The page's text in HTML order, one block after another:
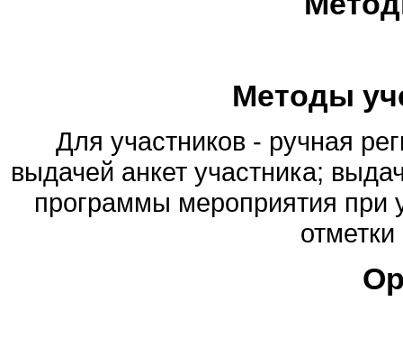
Методы
Для участников - ручная
выдачей анкет участника;
программы мероприятия при